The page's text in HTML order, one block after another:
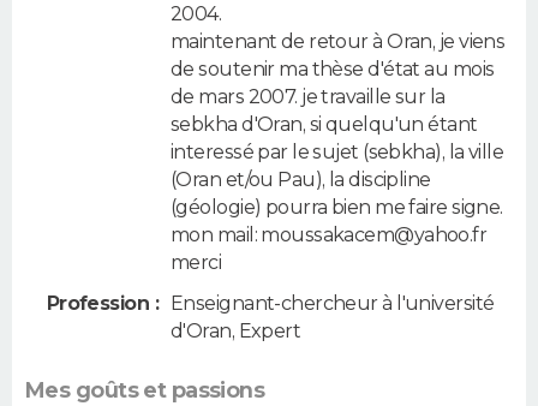
2004.
maintenant de retour à Oran, je viens
de soutenir ma thèse d'état au mois
de mars 2007. je travaille sur la
sebkha d'Oran, si quelqu'un étant
interessé par le sujet (sebkha), la ville
(Oran et/ou Pau), la discipline
(géologie) pourra bien me faire signe.
mon mail: moussakacem@yahoo.fr
merci
Profession :
Enseignant-chercheur à l'université
d'Oran, Expert
Mes goûts et passions